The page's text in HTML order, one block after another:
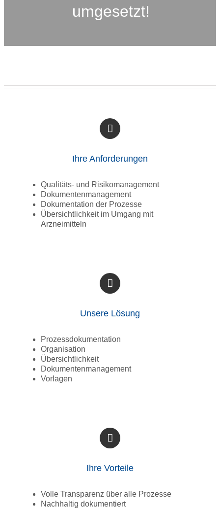
umgesetzt!
Ihre Anforderungen
Qualitäts- und Risikomanagement
Dokumentenmanagement
Dokumentation der Prozesse
Übersichtlichkeit im Umgang mit
Arzneimitteln
Unsere Lösung
Prozessdokumentation
Organisation
Übersichtlichkeit
Dokumentenmanagement
Vorlagen
Ihre Vorteile
Volle Transparenz über alle Prozesse
Nachhaltig dokumentiert